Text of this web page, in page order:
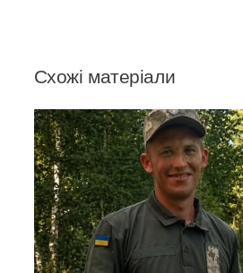
Схожі матеріали